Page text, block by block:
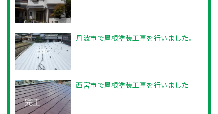
丹波市で屋根塗装工事を行いました。
西宮市で屋根塗装工事を行いました